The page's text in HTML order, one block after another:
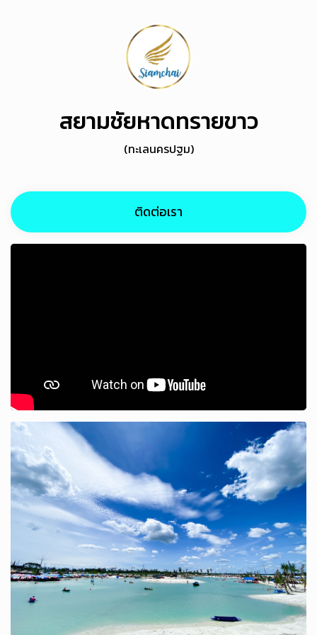
สยามชัยหาดทรายขาว
(ทะเลนครปฐม)
ติดต่อเรา